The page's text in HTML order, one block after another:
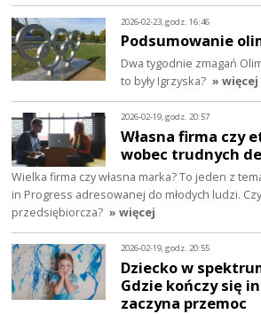
2026-02-23, godz. 16:46
Podsumowanie
Dwa tygodnie zmagań
to były Igrzyska? » więcej
2026-02-19, godz. 20:57
Własna firma czy
wobec trudnych
Wielka firma czy własna marka? To jeden z
in Progress adresowanej do młodych ludzi.
przedsiębiorcza? » więcej
2026-02-19, godz. 20:55
Dziecko w
Gdzie kończy się
zaczyna przemoc